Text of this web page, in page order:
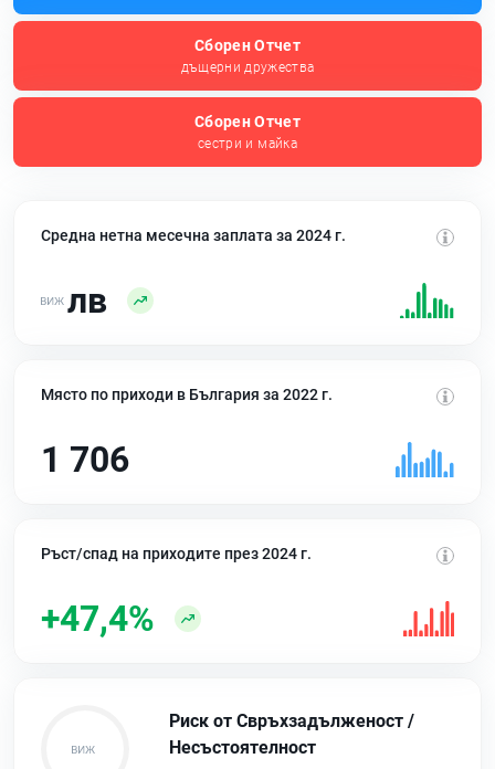
Сборен Отчет
дъщерни дружества
Сборен Отчет
сестри и майка
Средна нетна месечна заплата за 2024 г.
лв
Място по приходи в България за 2022 г.
1 706
Ръст/спад на приходите през 2024 г.
+47,4%
Риск от Свръхзадълженост /
Несъстоятелност